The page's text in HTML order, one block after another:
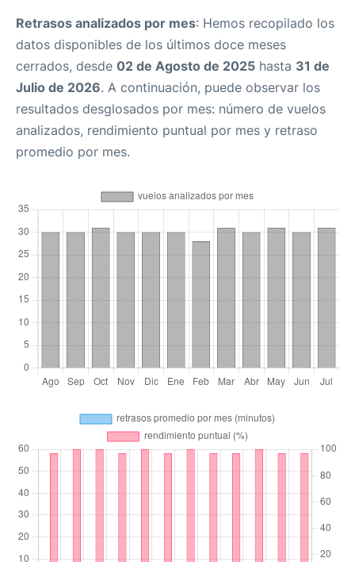
Retrasos analizados por mes: Hemos recopilado los
datos disponibles de los últimos doce meses
cerrados, desde 02 de Agosto de 2025 hasta 31 de
Julio de 2026. A continuación, puede observar los
resultados desglosados por mes: número de vuelos
analizados, rendimiento puntual por mes y retraso
promedio por mes.